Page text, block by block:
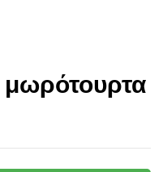
μωρότουρτα